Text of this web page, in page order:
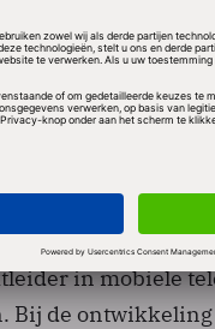
van een 4200
te bieden via het
575 euro.
het Nokia
in mobiele
Bij de